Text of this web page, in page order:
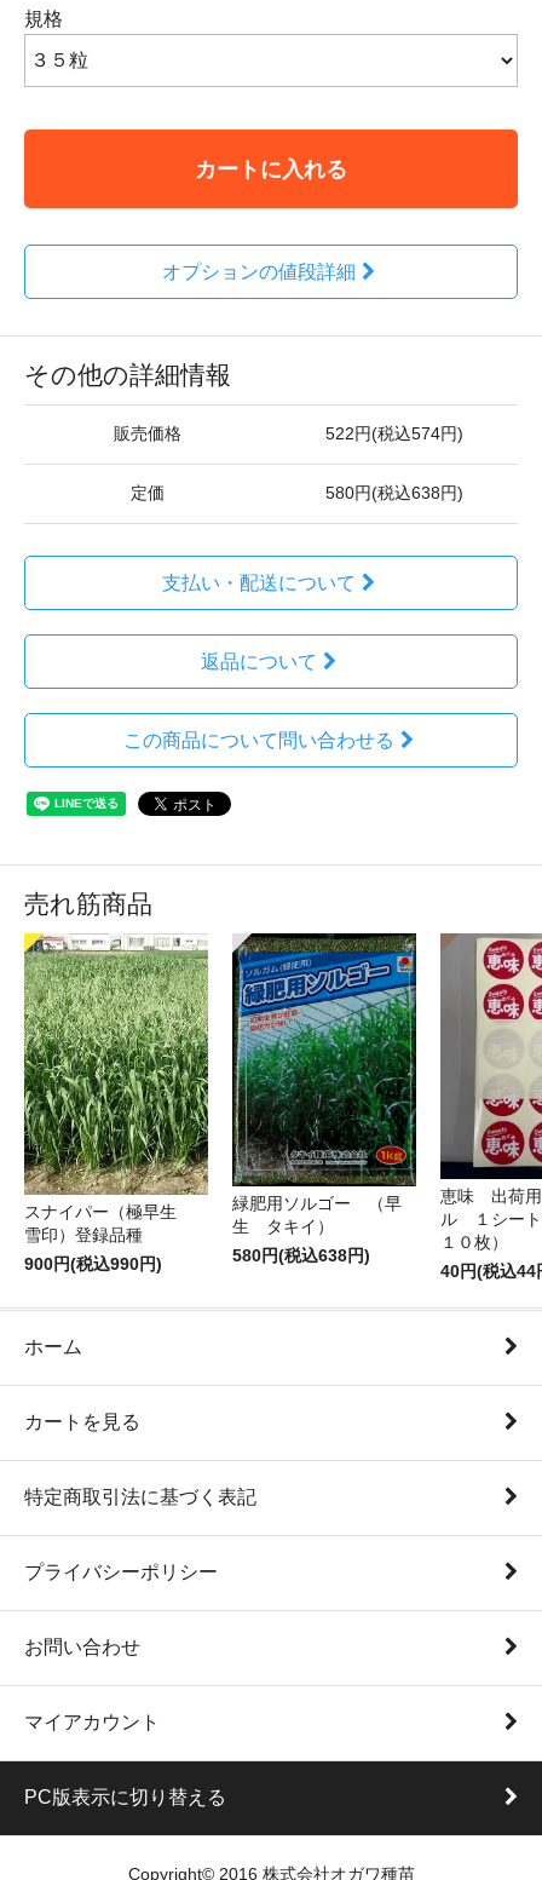
規格
カートに入れる
オプションの値段詳細
その他の詳細情報
販売価格 522円(税込574円)
定価 580円(税込638円)
支払い・配送について
返品について
この商品について問い合わせる
売れ筋商品
スナイパー（極早生
雪印）登録品種
900円(税込990円)
緑肥用ソルゴー （早
生 タキイ）
580円(税込638円)
恵味 出荷
ル １シート
１０枚）
40円(税込44
ホーム
カートを見る
特定商取引法に基づく表記
プライバシーポリシー
お問い合わせ
マイアカウント
PC版表示に切り替える
Copyright© 2016 株式会社オガワ種苗